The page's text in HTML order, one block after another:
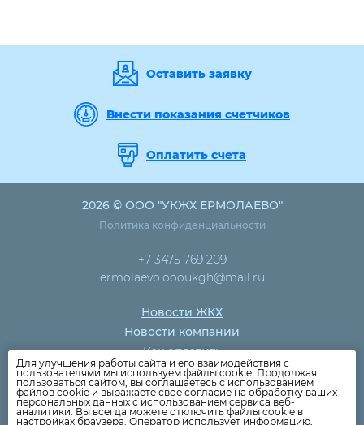
Оставить заявку
Внести показания счетчиков
Оплатить счета
2026 © ООО "УКЖХ ЕРМОЛАЕВО"
Политика конфиденциальности
+7 3475 769 209
ermolaevo.oooukgh@mail.ru
Новости ЖКХ
Новости компании
Как оплатить
Дома
Раскрытие информации
Вопросы
Для улучшения работы сайта и его взаимодействия с
пользователями мы используем файлы cookie. Продолжая
пользоваться сайтом, вы соглашаетесь с использованием
файлов cookie и выражаете своё согласие на обработку ваших
персональных данных с использованием сервиса веб-
аналитики. Вы всегда можете отключить файлы cookie в
настройках браузера. Оператор использует информацию,